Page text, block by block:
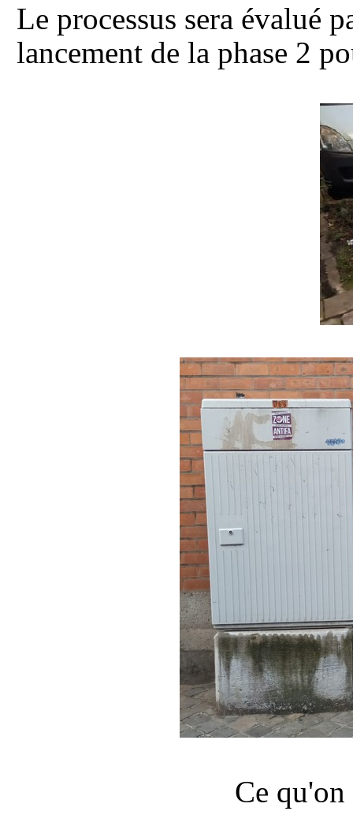
Le processus sera évalué
lancement de la phase 2
Ce